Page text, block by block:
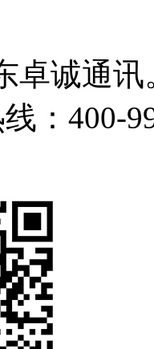
卓诚通
：400-